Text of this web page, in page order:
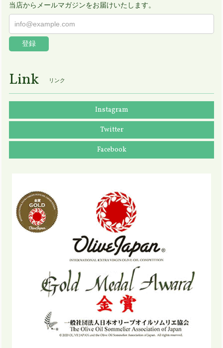
当店からメールマガジンをお届けいたします。
登録
Link リンク
Instagram
Twitter
Facebook